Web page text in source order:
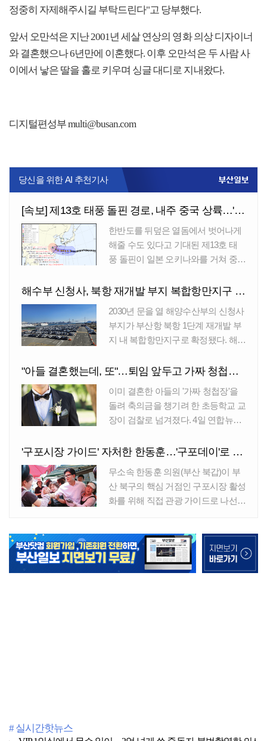
정중히 자제해주시길 부탁드린다"고 당부했다.
앞서 오만석은 지난 2001년 세살 연상의 영화 의상 디자이너
와 결혼했으나 6년만에 이혼했다. 이후 오만석은 두 사람 사
이에서 낳은 딸을 홀로 키우며 싱글 대디로 지내왔다.
디지털편성부 multi@busan.com
# 실시간핫뉴스